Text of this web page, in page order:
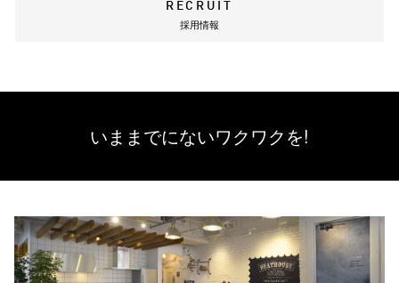
RECRUIT
採用情報
いままでにないワクワクを!